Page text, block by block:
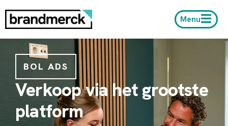
Menu
BOL ADS
Verkoop via het grootste
platform